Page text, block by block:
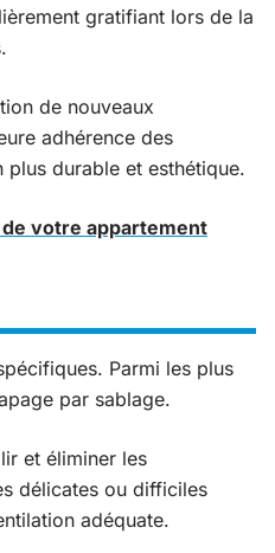
gratifiant lors de la
de nouveaux
adhérence des
durable et esthétique.
votre appartement
Parmi les plus
par sablage.
et éliminer les
délicates ou difficiles
adéquate.